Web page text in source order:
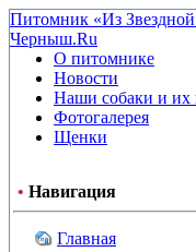
Питомник «Из Звездной
Черныш.Ru
О питомнике
Новости
Наши собаки и их
Фотогалерея
Щенки
• Навигация
Главная